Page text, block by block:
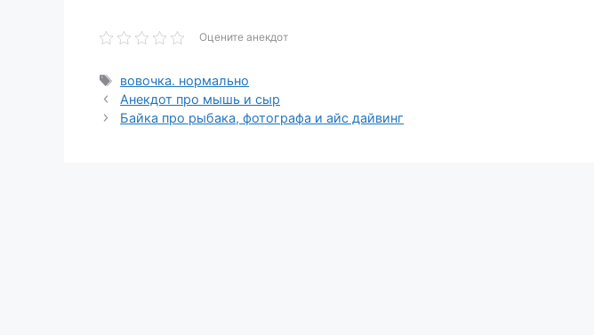
Оцените анекдот
Метки
вовочка. нормально
Анекдот про мышь и сыр
Байка про рыбака, фотографа и айс дайвинг